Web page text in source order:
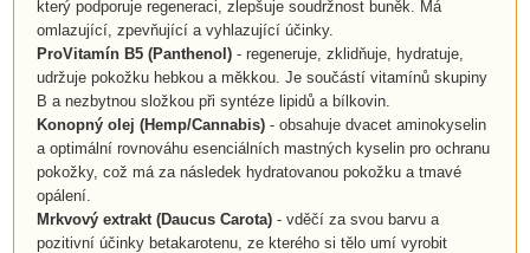
který podporuje regeneraci, zlepšuje soudržnost buněk. Má
omlazující, zpevňující a vyhlazující účinky.
ProVitamín B5 (Panthenol)- regeneruje, zklidňuje, hydratuje,
udržuje pokožku hebkou a měkkou. Je součástí vitamínů skupiny
B a nezbytnou složkou při syntéze lipidů a bílkovin.
Konopný olej (Hemp/Cannabis)- obsahuje dvacet aminokyselin
a optimální rovnováhu esenciálních mastných kyselin pro ochranu
pokožky, což má za následek hydratovanou pokožku a tmavé
opálení.
Mrkvový extrakt (Daucus Carota)- vděčí za svou barvu a
pozitivní účinky betakarotenu, ze kterého si tělo umí vyrobit